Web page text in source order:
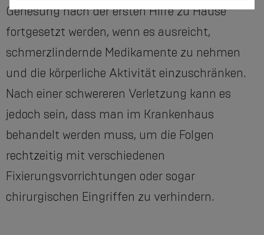
Genesung nach der ersten Hilfe zu Hause
fortgesetzt werden, wenn es ausreicht,
schmerzlindernde Medikamente zu nehmen
und die körperliche Aktivität einzuschränken.
Nach einer schwereren Verletzung kann es
jedoch sein, dass man im Krankenhaus
behandelt werden muss, um die Folgen
rechtzeitig mit verschiedenen
Fixierungsvorrichtungen oder sogar
chirurgischen Eingriffen zu verhindern.